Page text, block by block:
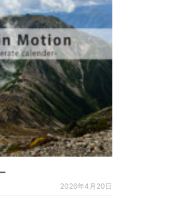
2026年4月20日